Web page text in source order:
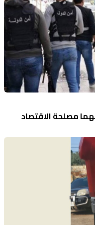
مصلحة الاقتصاد